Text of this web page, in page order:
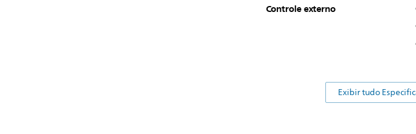
Controle externo
Exibir tudo